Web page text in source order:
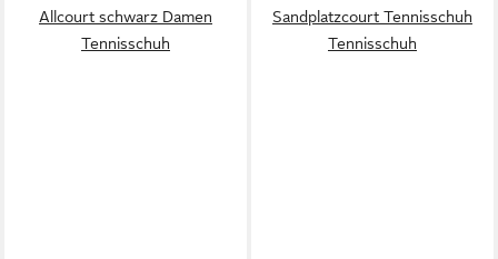
Allcourt schwarz Damen
Tennisschuh
Sandplatzcourt Tennisschuh
Tennisschuh